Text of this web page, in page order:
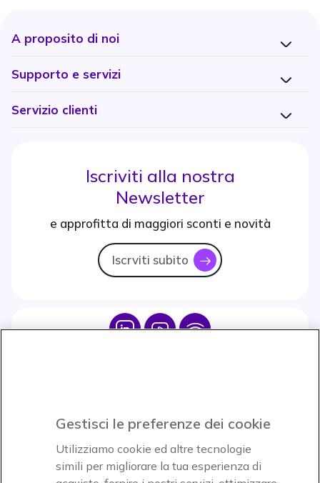
A proposito di noi
Supporto e servizi
Servizio clienti
Iscriviti alla nostra
Newsletter
e approfitta di maggiori sconti e novità
Iscrviti subito icon
Icon IconIcon
Accettiamo
Gestisci le preferenze dei cookie
Utilizziamo cookie ed altre tecnologie
simili per migliorare la tua esperienza di